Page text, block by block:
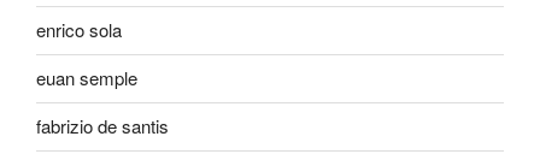
enrico sola
euan semple
fabrizio de santis